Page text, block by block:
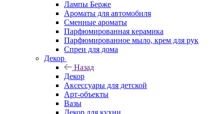
Лампы Берже
Ароматы для автомобиля
Сменные ароматы
Парфюмированная керамика
Парфюмированное мыло, крем для рук
Спреи для дома
Декор
Назад
Декор
Аксессуары для детской
Арт-объекты
Вазы
Декор для кухни